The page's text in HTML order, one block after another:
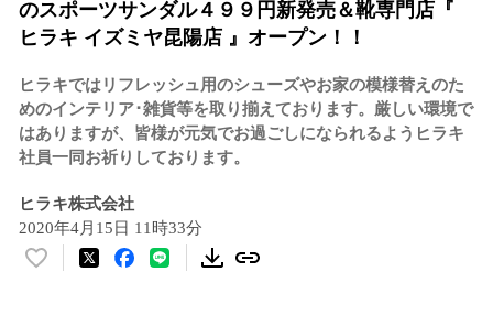
のスポーツサンダル４９９円新発売＆靴専門店『
ヒラキ イズミヤ昆陽店 』オープン！！
ヒラキではリフレッシュ用のシューズやお家の模様替えのた
めのインテリア･雑貨等を取り揃えております。厳しい環境で
はありますが、皆様が元気でお過ごしになられるようヒラキ
社員一同お祈りしております。
ヒラキ株式会社
2020年4月15日 11時33分
い